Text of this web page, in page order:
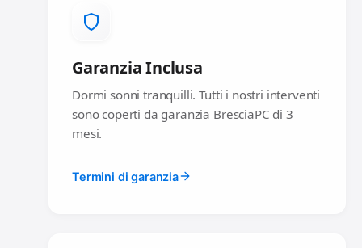
Garanzia Inclusa
Dormi sonni tranquilli. Tutti i nostri interventi
sono coperti da garanzia BresciaPC di 3
mesi.
Termini di garanzia